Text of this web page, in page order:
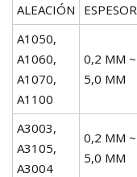
ALEACIÓN ESPESOR
A1050,
A1060,
A1070,
A1100
0,2 MM ~
5,0 MM
A3003,
A3105,
A3004
0,2 MM ~
5,0 MM